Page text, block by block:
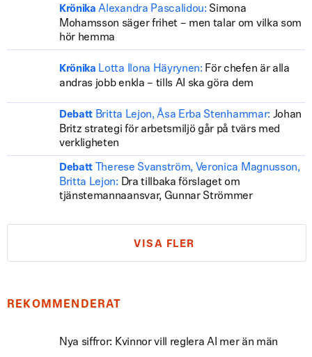
Krönika Alexandra Pascalidou: Simona
Mohamsson säger frihet – men talar om vilka som
hör hemma
Krönika Lotta Ilona Häyrynen: För chefen är alla
andras jobb enkla – tills AI ska göra dem
Debatt Britta Lejon, Åsa Erba Stenhammar: Johan
Britz strategi för arbetsmiljö går på tvärs med
verkligheten
Debatt
Therese Svanström, Veronica Magnusson,
Britta Lejon: Dra tillbaka förslaget om
tjänstemannaansvar, Gunnar Strömmer
VISA FLER
REKOMMENDERAT
Nya siffror: Kvinnor vill reglera AI mer än män